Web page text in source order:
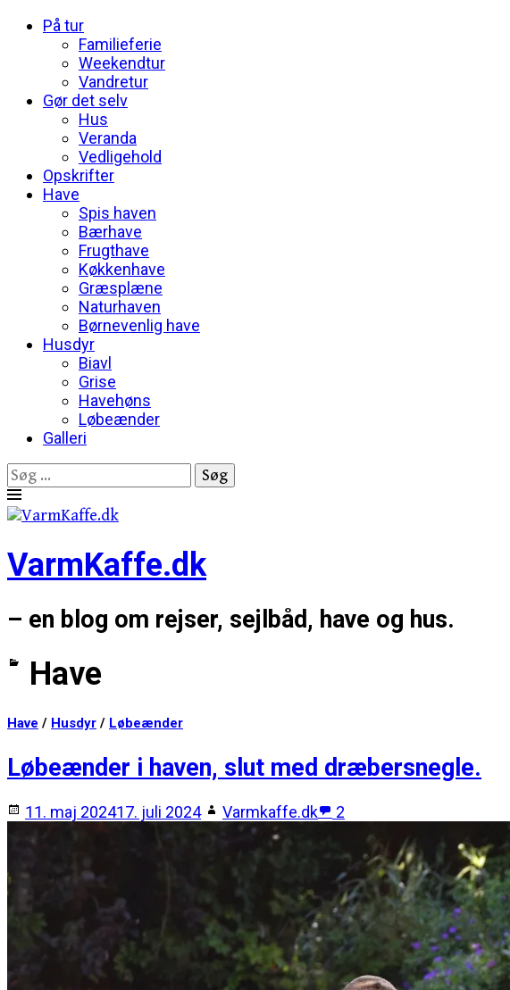
På tur
Familieferie
Weekendtur
Vandretur
Gør det selv
Hus
Veranda
Vedligehold
Opskrifter
Have
Spis haven
Bærhave
Frugthave
Køkkenhave
Græsplæne
Naturhaven
Børnevenlig have
Husdyr
Biavl
Grise
Havehøns
Løbeænder
Galleri
Søg
efter:
Skip
content
VarmKaffe.dk
– en blog om rejser, sejlbåd, have og hus.
Have
Have / Husdyr / Løbeænder
Løbeænder i haven, slut med dræbersnegle.
11. maj 202417. juli 2024 Varmkaffe.dk 2